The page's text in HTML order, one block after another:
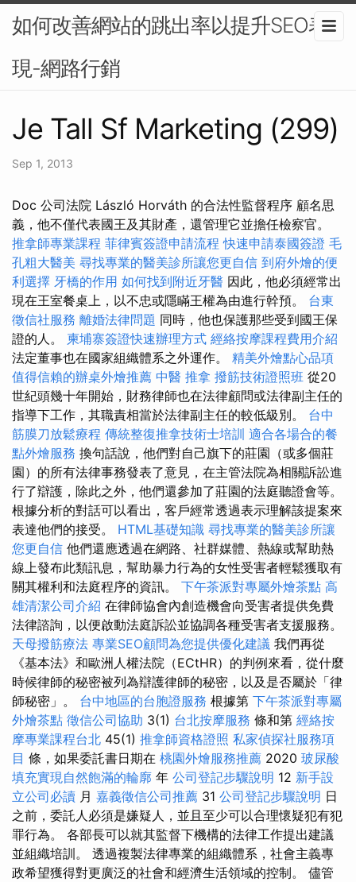
如何改善網站的跳出率以提升SEO表
現-網路行銷
Je Tall Sf Marketing (299)
Sep 1, 2013
Doc 公司法院 László Horváth 的合法性監督程序 顧名思
義，他不僅代表國王及其財產，還管理它並擔任檢察官。
推拿師專業課程 菲律賓簽證申請流程 快速申請泰國簽證 毛
孔粗大醫美 尋找專業的醫美診所讓您更自信 到府外燴的便
利選擇 牙橋的作用 如何找到附近牙醫 因此，他必須經常出
現在王室餐桌上，以不忠或隱瞞王權為由進行幹預。 台東
徵信社服務 離婚法律問題 同時，他也保護那些受到國王保
證的人。 柬埔寨簽證快速辦理方式 經絡按摩課程費用介紹
法定董事也在國家組​​織體系之外運作。 精美外燴點心品項
值得信賴的辦桌外燴推薦 中醫 推拿 撥筋技術證照班 從20
世紀頭幾十年開始，財務律師也在法律顧問或法律副主任的
指導下工作，其職責相當於法律副主任的較低級別。 台中
筋膜刀放鬆療程 傳統整復推拿技術士培訓 適合各場合的餐
點外燴服務 換句話說，他們對自己旗下的莊園（或多個莊
園）的所有法律事務發表了意見，在主管法院為相關訴訟進
行了辯護，除此之外，他們還參加了莊園的法庭聽證會等。
根據分析的對話可以看出，客戶經常透過表示理解該提案來
表達他們的接受。 HTML基礎知識 尋找專業的醫美診所讓
您更自信 他們還應透過在網路、社群媒體、熱線或幫助熱
線上發布此類訊息，幫助暴力行為的女性受害者輕鬆獲取有
關其權利和法庭程序的資訊。 下午茶派對專屬外燴茶點 高
雄清潔公司介紹 在律師協會內創造機會向受害者提供免費
法律諮詢，以便啟動法庭訴訟並協調各種受害者支援服務。
天母撥筋療法 專業SEO顧問為您提供優化建議 我們再從
《基本法》和歐洲人權法院（ECtHR）的判例來看，從什麼
時候律師的秘密被列為辯護律師的秘密，以及是否屬於「律
師秘密」。 台中地區的台胞證服務 根據第 下午茶派對專屬
外燴茶點 徵信公司協助 3(1) 台北按摩服務 條和第 經絡按
摩專業課程台北 45(1) 推拿師資格證照 私家偵探社服務項
目 條，如果委託書日期在 桃園外燴服務推薦 2020 玻尿酸
填充實現自然飽滿的輪廓 年 公司登記步驟說明 12 新手設
立公司必讀 月 嘉義徵信公司推薦 31 公司登記步驟說明 日
之前，委託人必須是嫌疑人，並且至少可以合理懷疑犯有犯
罪行為。 各部長可以就其監督下機構的法律工作提出建議
並組織培訓。 透過複製法律專業的組織體系，社會主義專
政希望獲得對更廣泛的社會和經濟生活領域的控制。 儘管